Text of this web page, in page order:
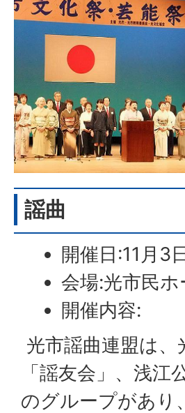
謡曲
開催日:11月3
会場:光市民
開催内容:
光市謡曲連盟は
「謡友会」、浅
のグループがあり